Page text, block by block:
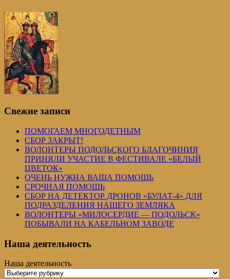
Свежие записи
ПОМОГАЕМ МНОГОДЕТНЫМ
СБОР ЗАКРЫТ!
ВОЛОНТЕРЫ ПОДОЛЬСКОГО БЛАГОЧИНИЯ
ПРИНЯЛИ УЧАСТИЕ В ФЕСТИВАЛЕ «БЕЛЫЙ
ЦВЕТОК»
ОЧЕНЬ НУЖНА ВАША ПОМОЩЬ
СРОЧНАЯ ПОМОЩЬ
СБОР НА ДЕТЕКТОР ДРОНОВ «БУЛАТ-4» ДЛЯ
ПОДРАЗДЕЛЕНИЯ НАШЕГО ЗЕМЛЯКА
ВОЛОНТЕРЫ «МИЛОСЕРДИЕ — ПОДОЛЬСК»
ПОБЫВАЛИ НА КАБЕЛЬНОМ ЗАВОДЕ
Наша деятельность
Наша деятельность